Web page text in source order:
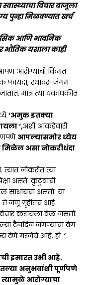
विचार बाजूला
पुन्हा मिळवण्यात खर्च
आणि भावनिक
यशाला काही
आरोग्याची किंमत
स्थावर-जंगम
जातात. मात्र त्या धकाधकीत
‘अमुक इतक्या
‘,अशी आकडेवारी
आपल्यासमोर ध्येय
असा नोकरीधंदा
नोकरीत त्या
असते. कुटुंबाची
साधायचा असतो. या
ते जणू गृहीतच आहे.
करायला वेळ नसतो.
दैनंदिन जगण्याचा वेग
देणे गरजेचे आहे. ही ‘
इमारत उभी आहे.
अनुभवांशी पूर्णपणे
आरोग्याचा